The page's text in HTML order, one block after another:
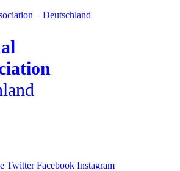
– Deutschland
Twitter Facebook Instagram